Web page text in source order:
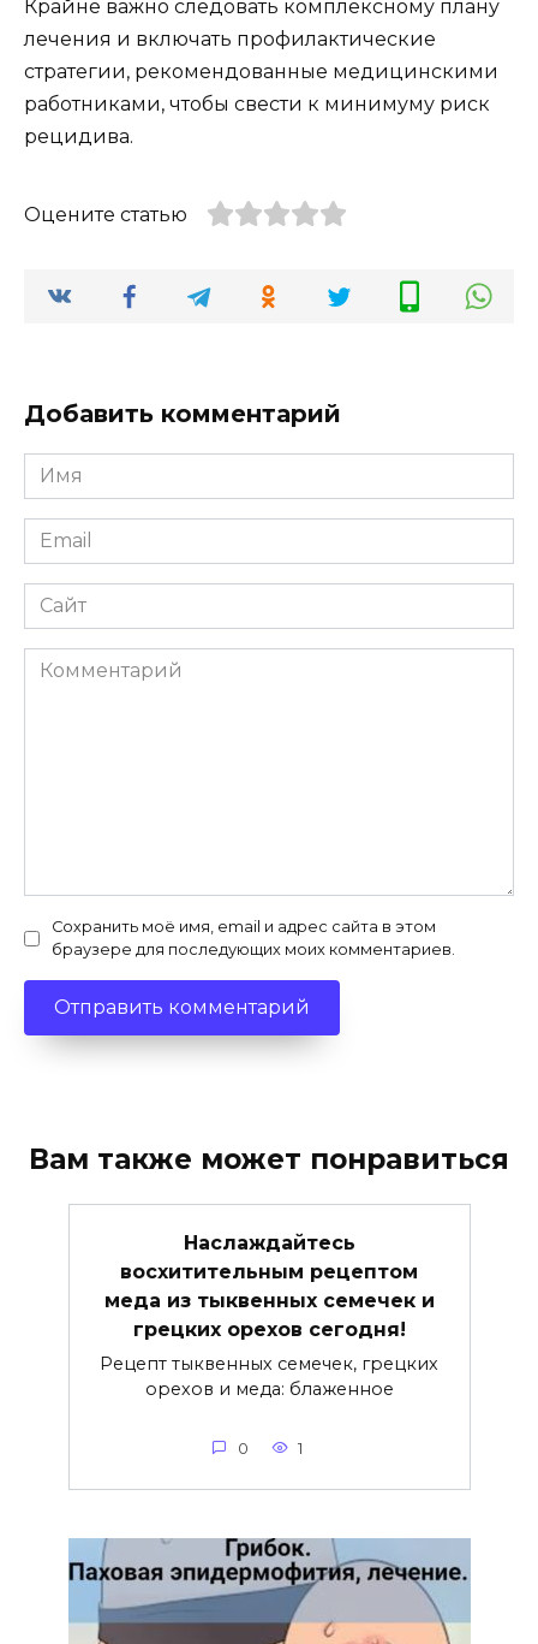
Крайне важно следовать комплексному плану
лечения и включать профилактические
стратегии, рекомендованные медицинскими
работниками, чтобы свести к минимуму риск
рецидива.
Оцените статью
Добавить комментарий
Имя
*
Email
*
Сайт
Комментарий
Сохранить моё имя, email и адрес сайта в этом
браузере для последующих моих комментариев.
Вам также может понравиться
Наслаждайтесь
восхитительным рецептом
меда из тыквенных семечек и
грецких орехов сегодня!
Рецепт тыквенных семечек, грецких
орехов и меда: блаженное
0 1